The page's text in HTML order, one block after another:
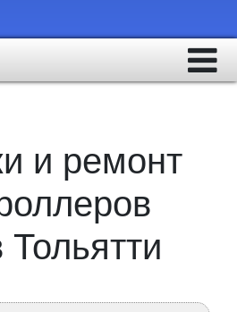
и ремонт
Тольятти